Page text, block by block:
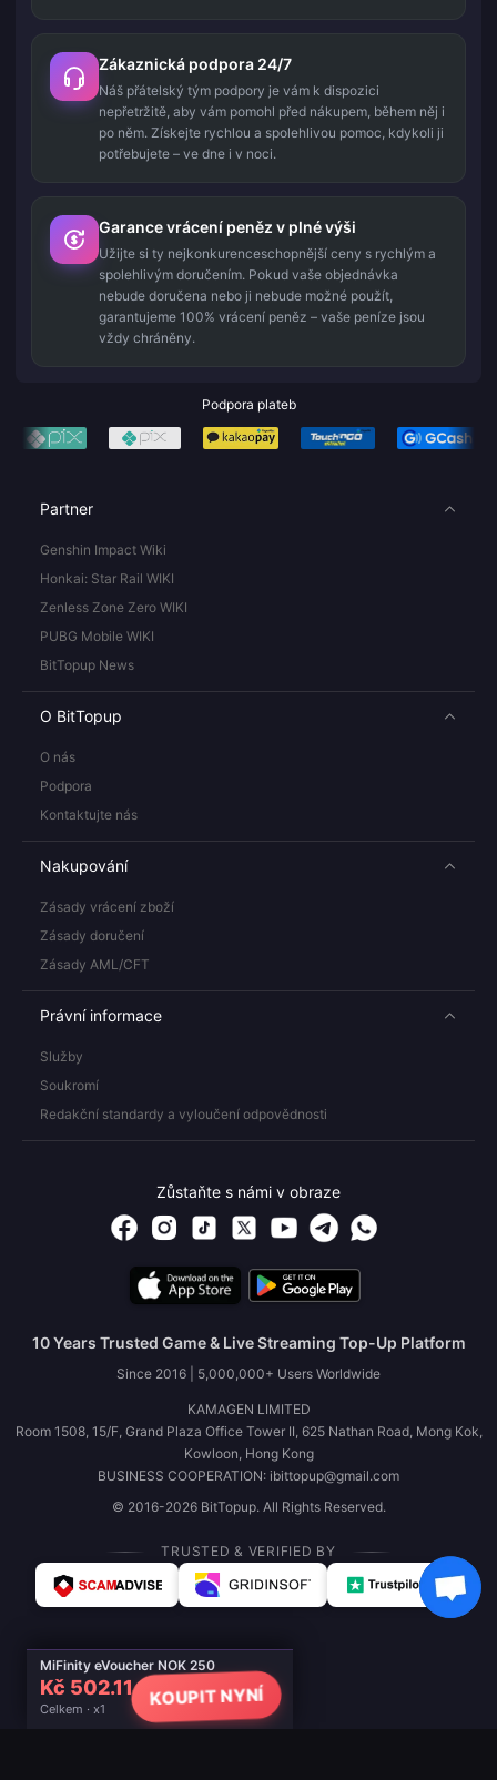
MiFinity eVoucher NOK 250
Kč 502.11
Celkem · x1
KOUPIT NYNÍ
Zákaznická podpora 24/7
Náš přátelský tým podpory je vám k dispozici
nepřetržitě, aby vám pomohl před nákupem, během něj i
po něm. Získejte rychlou a spolehlivou pomoc, kdykoli ji
potřebujete – ve dne i v noci.
Garance vrácení peněz v plné výši
Užijte si ty nejkonkurenceschopnější ceny s rychlým a
spolehlivým doručením. Pokud vaše objednávka
nebude doručena nebo ji nebude možné použít,
garantujeme 100% vrácení peněz – vaše peníze jsou
vždy chráněny.
Podpora plateb
Partner
Genshin Impact Wiki
Honkai: Star Rail WIKI
Zenless Zone Zero WIKI
PUBG Mobile WIKI
BitTopup News
O BitTopup
O nás
Podpora
Kontaktujte nás
Nakupování
Zásady vrácení zboží
Zásady doručení
Zásady AML/CFT
Právní informace
Služby
Soukromí
Redakční standardy a vyloučení odpovědnosti
Zůstaňte s námi v obraze
10 Years Trusted Game & Live Streaming Top-Up Platform
Since 2016 | 5,000,000+ Users Worldwide
KAMAGEN LIMITED
Room 1508, 15/F, Grand Plaza Office Tower II, 625 Nathan Road, Mong Kok,
Kowloon, Hong Kong
BUSINESS COOPERATION: ibittopup@gmail.com
© 2016-2026 BitTopup. All Rights Reserved.
TRUSTED & VERIFIED BY